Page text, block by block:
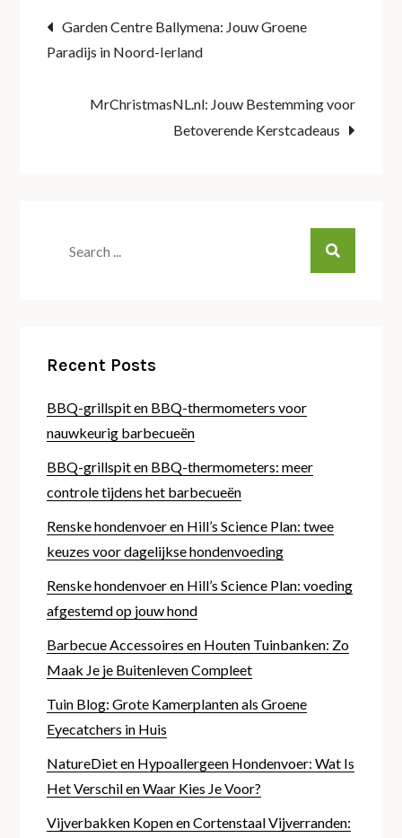
Post
navigation
Garden Centre Ballymena: Jouw Groene
Paradijs in Noord-Ierland
MrChristmasNL.nl: Jouw Bestemming voor
Betoverende Kerstcadeaus
Recent Posts
BBQ-grillspit en BBQ-thermometers voor
nauwkeurig barbecueën
BBQ-grillspit en BBQ-thermometers: meer
controle tijdens het barbecueën
Renske hondenvoer en Hill’s Science Plan: twee
keuzes voor dagelijkse hondenvoeding
Renske hondenvoer en Hill’s Science Plan: voeding
afgestemd op jouw hond
Barbecue Accessoires en Houten Tuinbanken: Zo
Maak Je je Buitenleven Compleet
Tuin Blog: Grote Kamerplanten als Groene
Eyecatchers in Huis
NatureDiet en Hypoallergeen Hondenvoer: Wat Is
Het Verschil en Waar Kies Je Voor?
Vijverbakken Kopen en Cortenstaal Vijverranden: